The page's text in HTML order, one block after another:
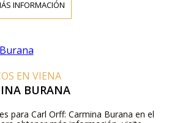
INFORMACIÓN
EN VIENA
BURANA
para Carl Orff: Carmina Burana en el